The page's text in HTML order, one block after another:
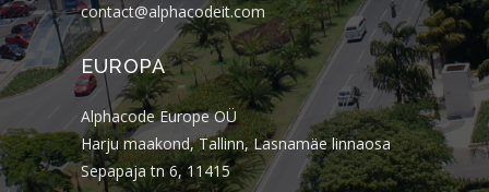
contact@alphacodeit.com
EUROPA
Alphacode Europe OÜ
Harju maakond, Tallinn, Lasnamäe linnaosa
Sepapaja tn 6, 11415